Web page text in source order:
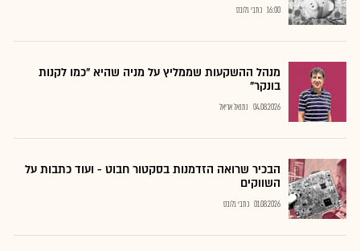
16:00 כתבי גלובס
מנהל ההשקעות שממליץ על מניה שהיא "כמו לקנות
בונקר"
04.08.2026 נתנאל אריאל
הבכיר שרואה הזדמנות בסקטור חבוט - ועוד כתבות על
השווקים
01.08.2026 כתבי גלובס